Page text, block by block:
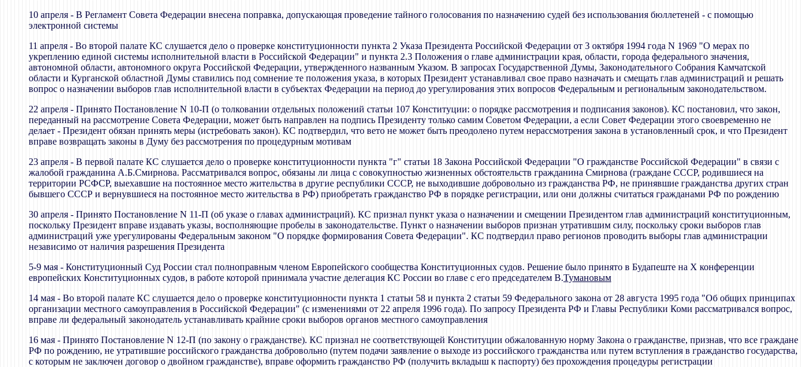
10 апреля - В Регламент Совета Федерации внесена поправка, допускающая проведение тайного голосования по назначению судей без использования бюллетеней - с помощью
электронной системы
11 апреля - Во второй палате КС слушается дело о проверке конституционности пункта 2 Указа Президента Российской Федерации от 3 октября 1994 года N 1969 "О мерах по
укреплению единой системы исполнительной власти в Российской Федерации" и пункта 2.3 Положения о главе администрации края, области, города федерального значения,
автономной области, автономного округа Российской Федерации, утвержденного названным Указом. В запросах Государственной Думы, Законодательного Собрания Камчатской
области и Курганской областной Думы ставились под сомнение те положения указа, в которых Президент устанавливал свое право назначать и смещать глав администраций и решать
вопрос о назначении выборов глав исполнительной власти в субъектах Федерации на период до урегулирования этих вопросов Федеральным и региональным законодательством.
22 апреля - Принято Постановление N 10-П (о толковании отдельных положений статьи 107 Конституции: о порядке рассмотрения и подписания законов). КС постановил, что закон,
переданный на рассмотрение Совета Федерации, может быть направлен на подпись Президенту только самим Советом Федерации, а если Совет Федерации этого своевременно не
делает - Президент обязан принять меры (истребовать закон). КС подтвердил, что вето не может быть преодолено путем нерассмотрения закона в установленный срок, и что Президент
вправе возвращать законы в Думу без рассмотрения по процедурным мотивам
23 апреля - В первой палате КС слушается дело о проверке конституционности пункта "г" статьи 18 Закона Российской Федерации "О гражданстве Российской Федерации" в связи с
жалобой гражданина А.Б.Смирнова. Рассматривался вопрос, обязаны ли лица с совокупностью жизненных обстоятельств гражданина Смирнова (граждане СССР, родившиеся на
территории РСФСР, выехавшие на постоянное место жительства в другие республики СССР, не выходившие добровольно из гражданства РФ, не принявшие гражданства других стран
бывшего СССР и вернувшиеся на постоянное место жительства в РФ) приобретать гражданство РФ в порядке регистрации, или они должны считаться гражданами РФ по рождению
30 апреля - Принято Постановление N 11-П (об указе о главах администраций). КС признал пункт указа о назначении и смещении Президентом глав администраций конституционным,
поскольку Президент вправе издавать указы, восполняющие пробелы в законодательстве. Пункт о назначении выборов признан утратившим силу, поскольку сроки выборов глав
администраций уже урегулированы Федеральным законом "О порядке формирования Совета Федерации". КС подтвердил право регионов проводить выборы глав администрации
независимо от наличия разрешения Президента
5-9 мая - Конституционный Суд России стал полноправным членом Европейского сообщества Конституционных судов. Решение было принято в Будапеште на Х конференции
европейских Конституционных судов, в работе которой принимала участие делегация КС России во главе с его председателем В.Тумановым
14 мая - Во второй палате КС слушается дело о проверке конституционности пункта 1 статьи 58 и пункта 2 статьи 59 Федерального закона от 28 августа 1995 года "Об общих принципах
организации местного самоуправления в Российской Федерации" (с изменениями от 22 апреля 1996 года). По запросу Президента РФ и Главы Республики Коми рассматривался вопрос,
вправе ли федеральный законодатель устанавливать крайние сроки выборов органов местного самоуправления
16 мая - Принято Постановление N 12-П (по закону о гражданстве). КС признал не соответствующей Конституции обжалованную норму Закона о гражданстве, признав, что все граждане
РФ по рождению, не утратившие российского гражданства добровольно (путем подачи заявление о выходе из российского гражданства или путем вступления в гражданство государства,
с которым не заключен договор о двойном гражданстве), вправе оформить гражданство РФ (получить вкладыш к паспорту) без прохождения процедуры регистрации